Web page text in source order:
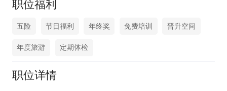
职位福利
五险 节日福利 年终奖 免费培训 晋升空间
年度旅游 定期体检
职位详情